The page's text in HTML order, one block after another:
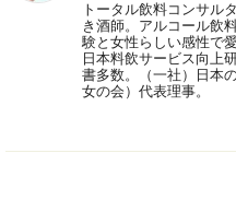
トータル飲料コンサル
き酒師。アルコール飲
験と女性らしい感性で
日本料飲サービス向上
書多数。（一社）日本
女の会）代表理事。